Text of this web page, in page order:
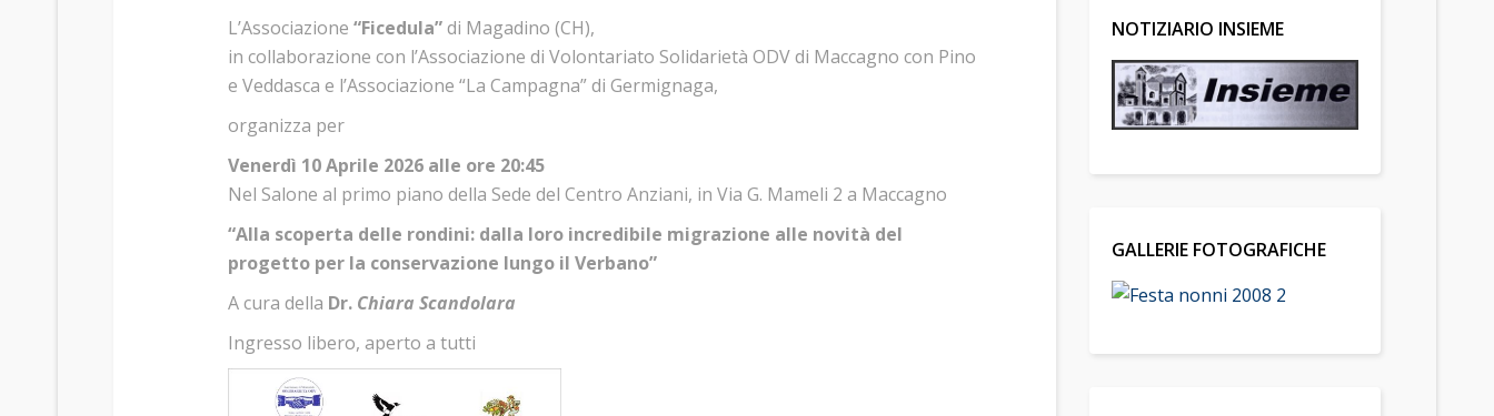
L’Associazione “Ficedula”di Magadino (CH),
in collaborazione con l’Associazione di Volontariato Solidarietà ODV di Maccagno con Pino
e Veddasca e l’Associazione “La Campagna” di Germignaga,
organizza per
Venerdì 10 Aprile 2026 alle ore 20:45
Nel Salone al primo piano della Sede del Centro Anziani, in Via G. Mameli 2 a Maccagno
“Alla scoperta delle rondini: dalla loro incredibile migrazione alle novità del
progetto per la conservazione lungo il Verbano”
A cura della Dr. Chiara Scandolara
Ingresso libero, aperto a tutti
NOTIZIARIO INSIEME
GALLERIE FOTOGRAFICHE